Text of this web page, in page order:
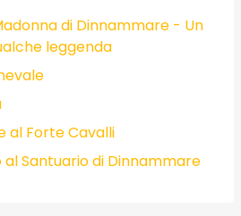
di Dinnammare - Un
leggenda
al Forte Cavalli
al Santuario di Dinnammare